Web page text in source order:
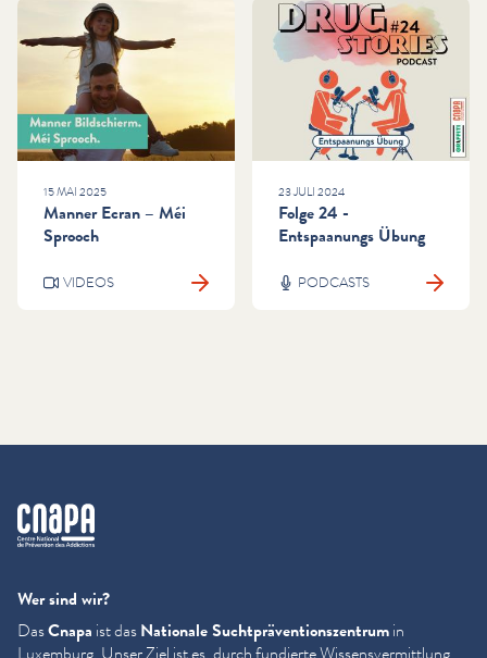
15 MAI 2025
Manner Ecran – Méi
Sprooch
VIDEOS
23 JULI 2024
Folge 24 -
Entspaanungs Übung
PODCASTS
cnapa
Wer sind wir?
DasCnapa ist dasNationale Sucht­präven­tion­szen­trumin
Luxemburg. Unser Ziel ist es, durch fundierte Wis­sensver­mit­tlung